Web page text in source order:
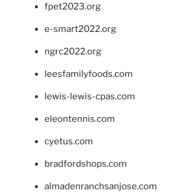
fpet2023.org
e-smart2022.org
ngrc2022.org
leesfamilyfoods.com
lewis-lewis-cpas.com
eleontennis.com
cyetus.com
bradfordshops.com
almadenranchsanjose.com